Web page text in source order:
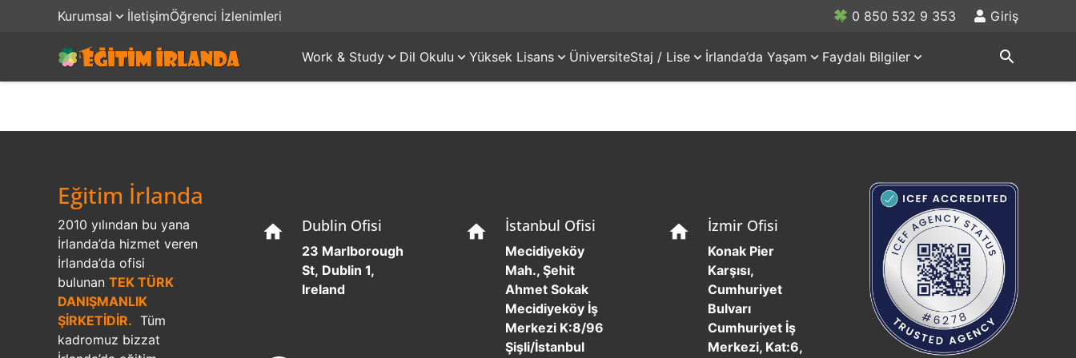
Kurumsal İletişimÖğrenci İzlenimleri 0 850 532 9 353 Giriş
Work & Study Dil Okulu Yüksek Lisans ÜniversiteStaj / Lise İrlanda’da Yaşam Faydalı Bilgiler search
Eğitim İrlanda
2010 yılından bu yana
İrlanda’da hizmet veren
İrlanda’da ofisi
bulunan TEK TÜRK
DANIŞMANLIK
ŞİRKETİDİR. Tüm
kadromuz bizzat
home Dublin Ofisi
23 Marlborough
St, Dublin 1,
Ireland
home İstanbul Ofisi
Mecidiyeköy
Mah., Şehit
Ahmet Sokak
Mecidiyeköy İş
Merkezi K:8/96
Şişli/İstanbul
home İzmir Ofisi
Konak Pier
Karşısı,
Cumhuriyet
Bulvarı
Cumhuriyet İş
Merkezi, Kat:6,